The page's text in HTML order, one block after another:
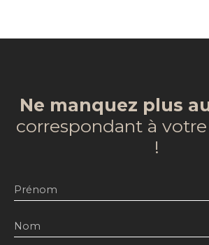
Ne manquez plus
correspondant à
!
Prénom
Nom